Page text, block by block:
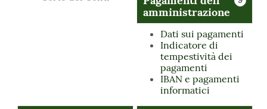
amministrazione
Dati sui pagamenti
Indicatore di
tempestività dei
pagamenti
IBAN e pagamenti
informatici